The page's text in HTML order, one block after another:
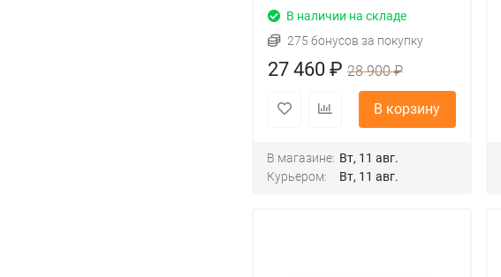
В наличии на складе
275 бонусов за покупку
27 460 ₽28 900 ₽
В корзину
В магазине: Вт, 11 авг.
Курьером:
Вт, 11 авг.